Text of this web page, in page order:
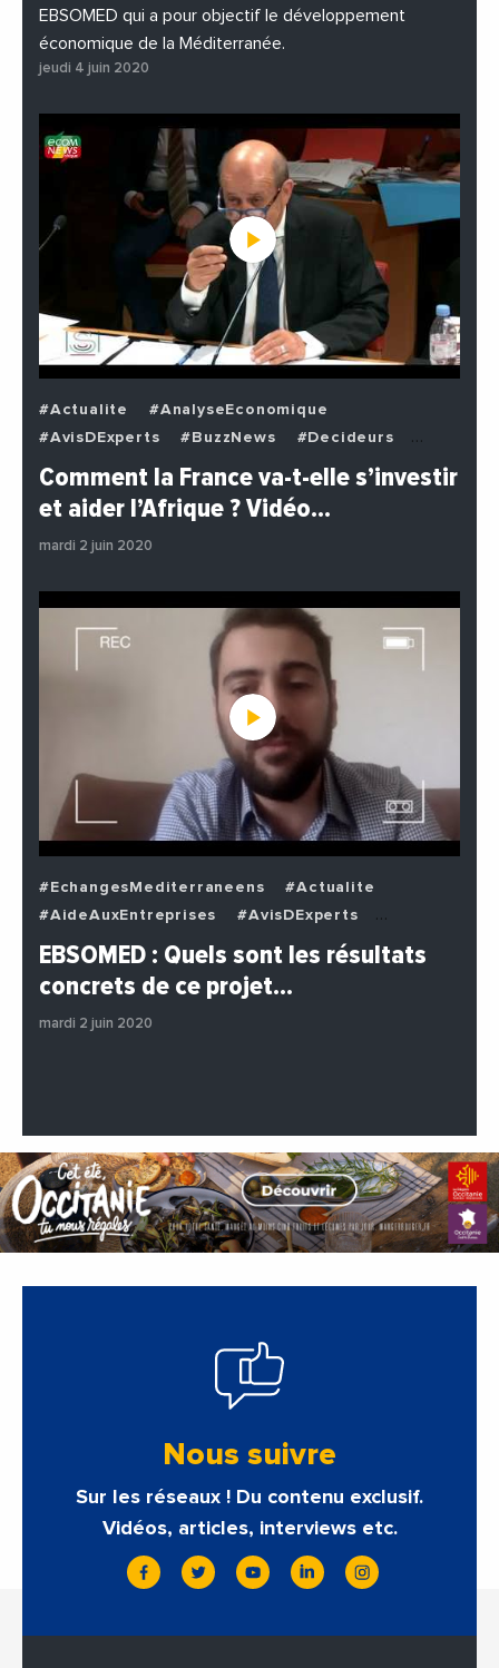
EBSOMED qui a pour objectif le développement
économique de la Méditerranée.
jeudi 4 juin 2020
#Actualite
#AnalyseEconomique
#AvisDExperts
#BuzzNews
#Decideurs
#EchangesMediterraneens
#Economie
#Politique
Comment la France va-t-elle s’investir
et aider l’Afrique ? Vidéo…
mardi 2 juin 2020
#EchangesMediterraneens
#Actualite
#AideAuxEntreprises
#AvisDExperts
#BuzzNews
#Decideurs
#Entreprises
#Institutions
EBSOMED : Quels sont les résultats
concrets de ce projet…
mardi 2 juin 2020
Nous suivre
Sur les réseaux ! Du contenu exclusif.
Vidéos, articles, interviews etc.